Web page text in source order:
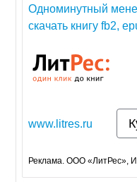
Одноминутный
скачать книгу fb2,
www.litres.ru
Реклама. ООО «ЛитРес»,